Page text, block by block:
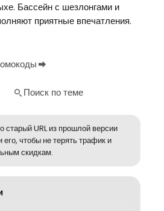
Бассейн с шезлонгами и
приятные впечатления.
Поиск по теме
старый URL из прошлой версии
чтобы не терять трафик и
скидкам.